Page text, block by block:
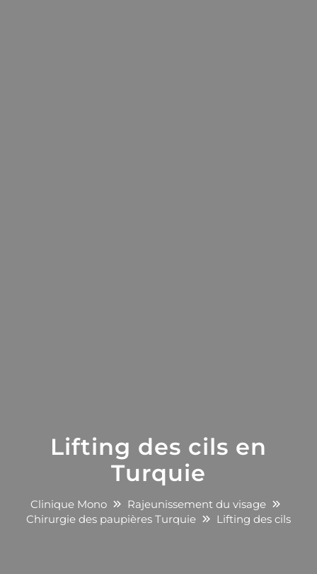
Lifting des cils en
Turquie
Clinique Mono
Rajeunissement du visage
Chirurgie des paupières Turquie
Lifting des cils